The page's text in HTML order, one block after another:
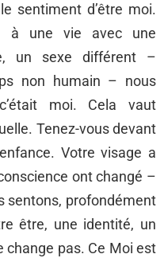
sentiment d’être moi.
à une vie avec une
un sexe différent –
non humain – nous
moi. Cela vaut
Tenez-vous devant
Votre visage a
ont changé –
sentons, profondément
être, une identité, un
change pas. Ce Moi est